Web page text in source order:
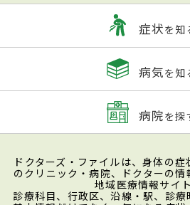
症状を知
病気を知
病院を探
ドクターズ・ファイルは、身体の
のクリニック・病院、ドクターの
地域医療情報サイト
診療科目、行政区、沿線・駅、診